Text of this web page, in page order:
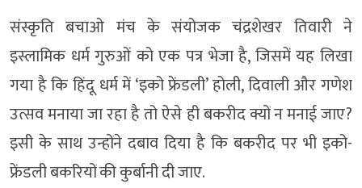
संस्कृति बचाओ मंच के संयोजक चंद्रशेखर तिवारी ने
इस्लामिक धर्म गुरुओं को एक पत्र भेजा है, जिसमें यह लिखा
गया है कि हिंदू धर्म में ‘इको फ्रेंडली’ होली, दिवाली और गणेश
उत्सव मनाया जा रहा है तो ऐसे ही बकरीद क्यों न मनाई जाए?
इसी के साथ उन्होंने दबाव दिया है कि बकरीद पर भी इको-
फ्रेंडली बकरियों की कुर्बानी दी जाए.